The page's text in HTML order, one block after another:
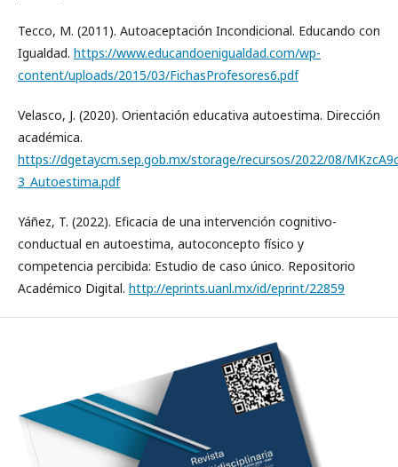
Tecco, M. (2011). Autoaceptación Incondicional. Educando con
Igualdad. https://www.educandoenigualdad.com/wp-
content/uploads/2015/03/FichasProfesores6.pdf
Velasco, J. (2020). Orientación educativa autoestima. Dirección
académica.
https://dgetaycm.sep.gob.mx/storage/recursos/2022/08/
3_Autoestima.pdf
Yáñez, T. (2022). Eficacia de una intervención cognitivo-
conductual en autoestima, autoconcepto físico y
competencia percibida: Estudio de caso único. Repositorio
Académico Digital. http://eprints.uanl.mx/id/eprint/22859